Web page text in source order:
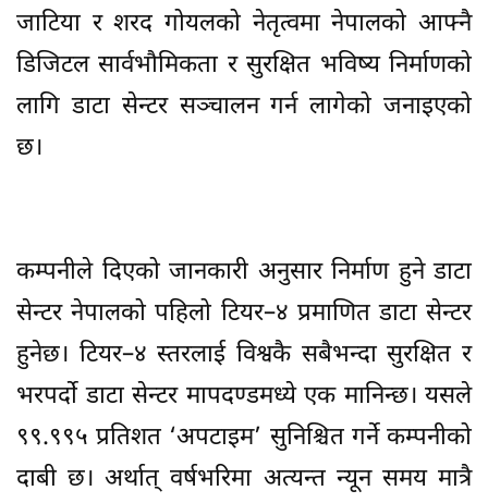
जाटिया र शरद गोयलको नेतृत्वमा नेपालको आफ्नै
डिजिटल सार्वभौमिकता र सुरक्षित भविष्य निर्माणको
लागि डाटा सेन्टर सञ्चालन गर्न लागेको जनाइएको
छ।
कम्पनीले दिएको जानकारी अनुसार निर्माण हुने डाटा
सेन्टर नेपालको पहिलो टियर–४ प्रमाणित डाटा सेन्टर
हुनेछ। टियर–४ स्तरलाई विश्वकै सबैभन्दा सुरक्षित र
भरपर्दो डाटा सेन्टर मापदण्डमध्ये एक मानिन्छ। यसले
९९.९९५ प्रतिशत ‘अपटाइम’ सुनिश्चित गर्ने कम्पनीको
दाबी छ। अर्थात् वर्षभरिमा अत्यन्त न्यून समय मात्रै